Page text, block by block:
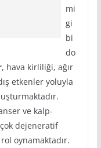
mi
gi
bi
do
, hava kirliliği, ağır
etkenler yoluyla
ve kalp-
dejeneratif
oynamaktadır.